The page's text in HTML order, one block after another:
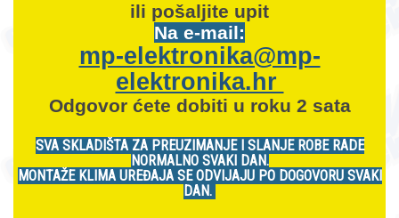
ili pošaljite upit
Na e-mail:
mp-elektronika@mp-
elektronika.hr
Odgovor ćete dobiti u roku 2 sata
SVA SKLADIŠTA ZA PREUZIMANJE I SLANJE ROBE RADE
NORMALNO SVAKI DAN.
MONTAŽE KLIMA UREĐAJA SE ODVIJAJU PO DOGOVORU SVAKI
DAN.